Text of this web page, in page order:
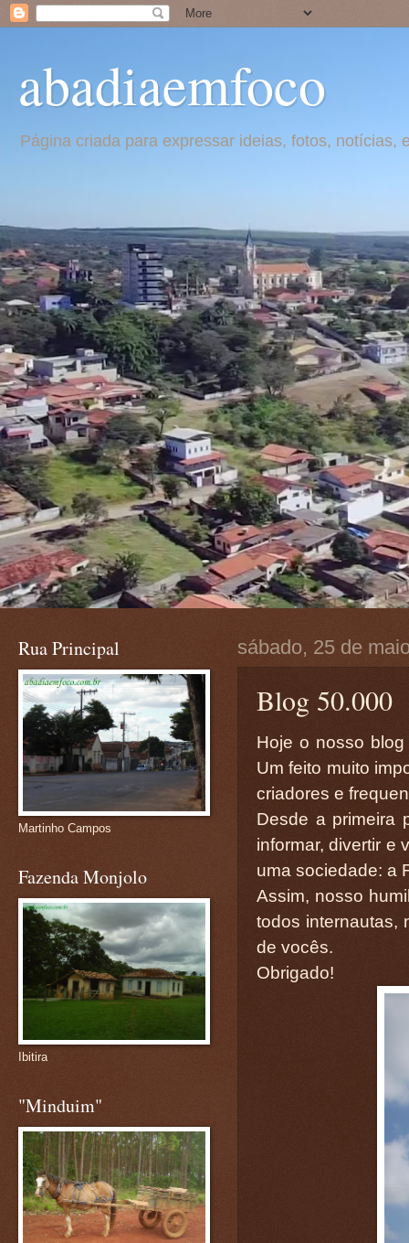
abadiaemfoco
Página criada para expressar ideias, fotos,
sábado, 25 de
Blog 50.000
Hoje o nosso
Um feito muito
criadores e
Desde a primeira
informar, divertir e
uma sociedade: a
Assim, nosso
todos internautas,
de vocês.
Obrigado!
Rua Principal
Martinho Campos
Fazenda Monjolo
Ibitira
"Minduim"